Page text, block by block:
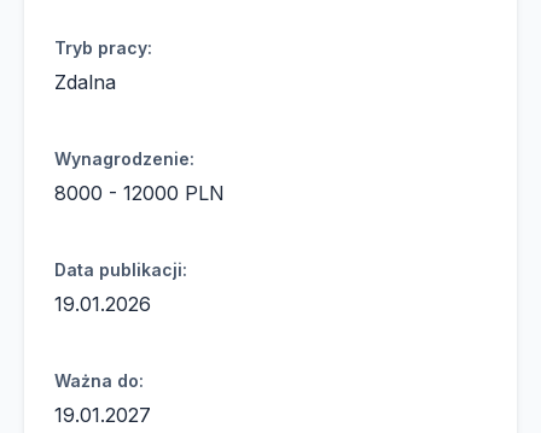
Tryb pracy:
Zdalna
Wynagrodzenie:
8000 - 12000 PLN
Data publikacji:
19.01.2026
Ważna do:
19.01.2027